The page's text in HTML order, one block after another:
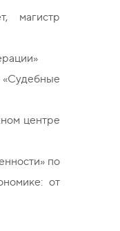
магистр
«Судебные
центре
по
от